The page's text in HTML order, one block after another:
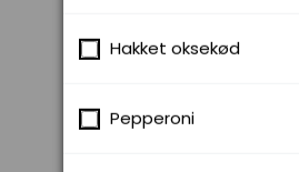
Hakket oksekød
Pepperoni